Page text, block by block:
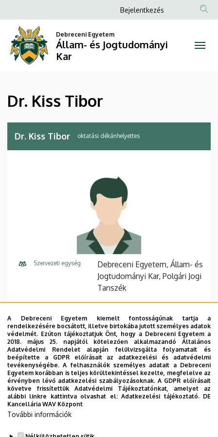
Kiss
Tibor
és
Jogtudományi
Kar
a
tartalomra
Anonim
fiók
menüje
Bejelentkezés
Debreceni Egyetem
Állam- és Jogtudományi
Kar
Dr. Kiss Tibor
Dr. Kiss Tibor oktatási dékánhelyettes
Szervezeti egység
Debreceni Egyetem, Állam- és
Jogtudományi Kar, Polgári Jogi
Tanszék
E-mail cím kiss.tibor@law.unideb.hu
Fax +36 52 512 706
Cím 4028 Debrecen, Kassai út 26.
Épület
Állam- és Jogtudományi Kar
épület
Emelet, ajtó
A Debreceni Egyetem kiemelt fontosságúnak tartja a
rendelkezésére bocsátott, illetve birtokába jutott személyes adatok
védelmét. Ezúton tájékoztatjuk Önt, hogy a Debreceni Egyetem a
2018. május 25. napjától kötelezően alkalmazandó Általános
Adatvédelmi Rendelet alapján felülvizsgálta folyamatait és
beépítette a GDPR előírásait az adatkezelési és adatvédelmi
tevékenységébe. A felhasználók személyes adatait a Debreceni
Egyetem korábban is teljes körültekintéssel kezelte, megfelelve az
érvényben lévő adatkezelési szabályozásoknak. A GDPR előírásait
követve frissítettük Adatvédelmi Tájékoztatónkat, amelyet az
alábbi linkre kattintva olvashat el:Adatkezelési tájékoztató. DE
Kancellária WAV Központ
További információk